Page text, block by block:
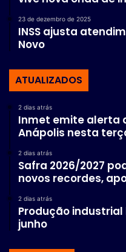
23 de dezembro de 2025
INSS ajusta
Novo
ATUALIZADOS
2 dias atrás
Inmet emite alerta
Anápolis nesta
2 dias atrás
Safra 2026/2027
novos recordes,
2 dias atrás
Produção industrial
junho